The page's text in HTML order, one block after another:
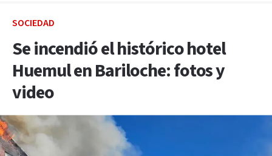
SOCIEDAD
Se incendió el histórico hotel
Huemul en Bariloche: fotos y
video